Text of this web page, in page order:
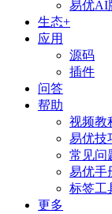
易优AI
生态+
应用
源码
插件
问答
帮助
视频教
易优技
常见问
易优手
标签工
更多